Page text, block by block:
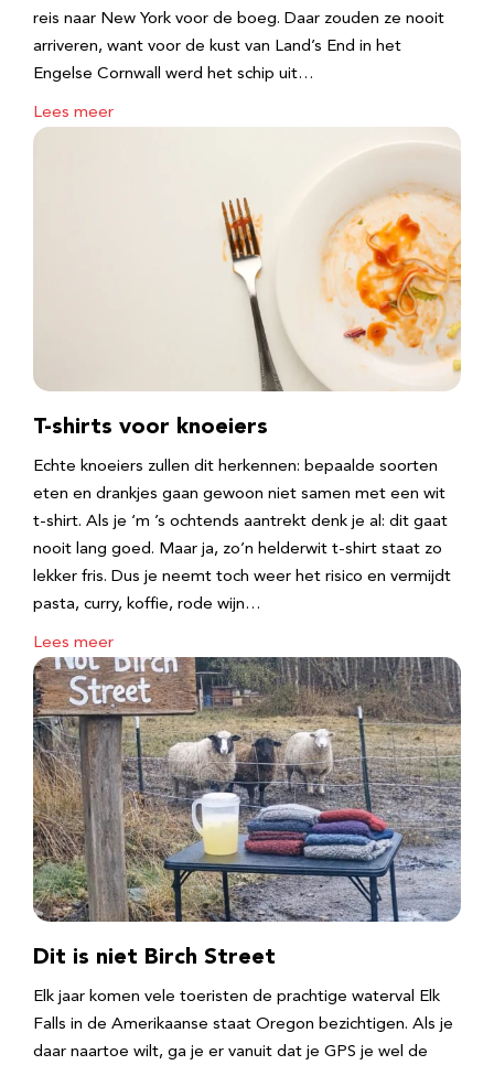
reis naar New York voor de boeg. Daar zouden ze nooit
arriveren, want voor de kust van Land’s End in het
Engelse Cornwall werd het schip uit…
Lees meer
T-shirts voor knoeiers
Echte knoeiers zullen dit herkennen: bepaalde soorten
eten en drankjes gaan gewoon niet samen met een wit
t-shirt. Als je ‘m ’s ochtends aantrekt denk je al: dit gaat
nooit lang goed. Maar ja, zo’n helderwit t-shirt staat zo
lekker fris. Dus je neemt toch weer het risico en vermijdt
pasta, curry, koffie, rode wijn…
Lees meer
Dit is niet Birch Street
Elk jaar komen vele toeristen de prachtige waterval Elk
Falls in de Amerikaanse staat Oregon bezichtigen. Als je
daar naartoe wilt, ga je er vanuit dat je GPS je wel de